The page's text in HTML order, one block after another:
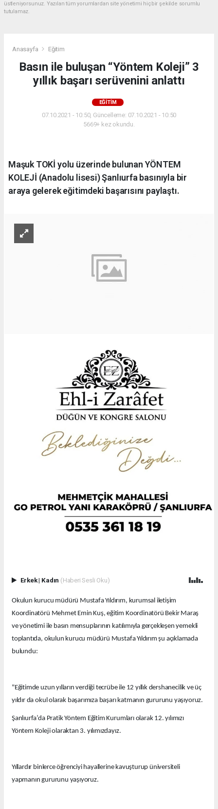
üstleniyorsunuz. Yazılan tüm yorumlardan site yönetimi hiçbir şekilde sorumlu
tutulamaz.
Anasayfa Eğitim
Basın ile buluşan “Yöntem Koleji” 3
yıllık başarı serüvenini anlattı
EĞITIM
07.10.2021 - 10:50, Güncelleme: 07.10.2021 - 10:50
5669+ kez okundu.
Maşuk TOKİ yolu üzerinde bulunan YÖNTEM
KOLEJİ (Anadolu lisesi) Şanlıurfa basınıyla bir
araya gelerek eğitimdeki başarısını paylaştı.
Erkek| Kadın (Haberi Sesli Oku)
Okulun kurucu müdürü Mustafa Yıldırım, kurumsal iletişim
Koordinatörü Mehmet Emin Kuş, eğitim Koordinatörü Bekir Maraş
ve yönetimi ile basın mensuplarının katılımıyla gerçekleşen yemekli
toplantıda, okulun kurucu müdürü Mustafa Yıldırım şu açıklamada
bulundu:
"Eğitimde uzun yılların verdiği tecrübe ile 12 yıllık dershanecilik ve üç
yıldır da okul olarak başarımıza başarı katmanın gururunu yaşıyoruz.
Şanlıurfa’da Pratik Yöntem Eğitim Kurumları olarak 12. yılımızı
Yöntem Koleji olaraktan 3. yılımızdayız.
Yıllardır binlerce öğrenciyi hayallerine kavuşturup üniversiteli
yapmanın gururunu yaşıyoruz.